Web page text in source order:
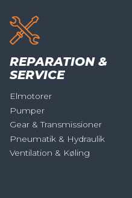
REPARATION &
SERVICE
Elmotorer
Pumper
Gear & Transmissioner
Pneumatik & Hydraulik
Ventilation & Køling